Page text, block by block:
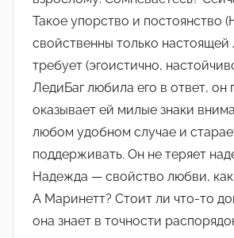
Такое упорство и постоянство
свойственны только
требует (эгоистично,
ЛедиБаг любила его в ответ, он
оказывает ей милые знаки
любом удобном случае и
поддерживать. Он не теряет
Надежда — свойство любви,
А Маринетт? Стоит ли что-то
она знает в точности